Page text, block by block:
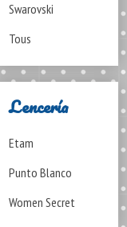
Swarovski
Tous
Lencería
Etam
Punto Blanco
Women Secret